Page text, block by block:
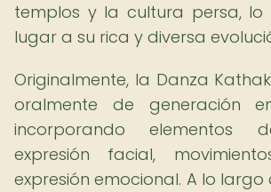
templos y la cultura persa,
lugar a su rica y diversa
Originalmente, la Danza
oralmente de generación
incorporando elementos
expresión facial,
expresión emocional. A lo largo